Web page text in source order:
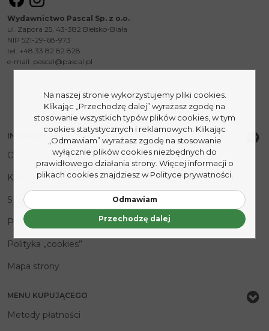
Wydawnictwo Pascal Sp. z o.o.
ul. Zapora 25, 43-382 Bielsko-Biała
NIP 521-29-68-973
tel. +48 33 82 82 828
e-mail: pascal@pascal.pl
INFORMACJE
O nas
Kontakt
Sygnaliści
Polityka prywatności
Polityka „cookies”
Mapa strony
MENU KUPUJĄCEGO
Metody płatności
Na naszej stronie wykorzystujemy pliki cookies.
Klikając „Przechodzę dalej” wyrażasz zgodę na
stosowanie wszystkich typów plików cookies, w tym
cookies statystycznych i reklamowych. Klikając
„Odmawiam” wyrażasz zgodę na stosowanie
wyłącznie plików cookies niezbędnych do
prawidłowego działania strony. Więcej informacji o
plikach cookies znajdziesz w Polityce prywatności.
Odmawiam
Przechodzę dalej